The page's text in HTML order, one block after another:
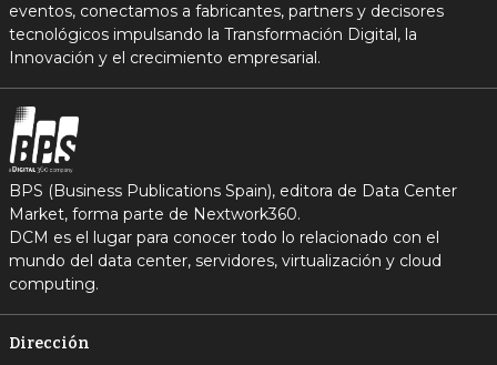
eventos, conectamos a fabricantes, partners y decisores
tecnológicos impulsando la Transformación Digital, la
Innovación y el crecimiento empresarial.
BPS (Business Publications Spain), editora de Data Center
Market, forma parte de Nextwork360.
DCM es el lugar para conocer todo lo relacionado con el
mundo del data center, servidores, virtualización y cloud
computing.
Dirección